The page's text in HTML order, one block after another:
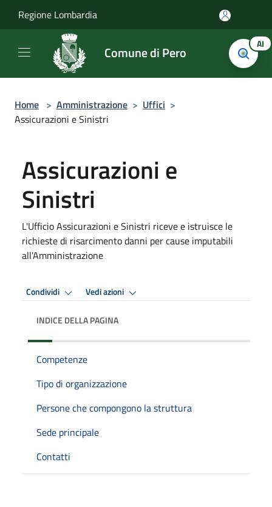
Regione Lombardia
Comune di Pero AI
Home > Amministrazione > Uffici >
Assicurazioni e Sinistri
Assicurazioni e
Sinistri
L'Ufficio Assicurazioni e Sinistri riceve e istruisce le
richieste di risarcimento danni per cause imputabili
all'Amministrazione
Condividi Vedi azioni
INDICE DELLA PAGINA
Competenze
Tipo di organizzazione
Persone che compongono la struttura
Sede principale
Contatti